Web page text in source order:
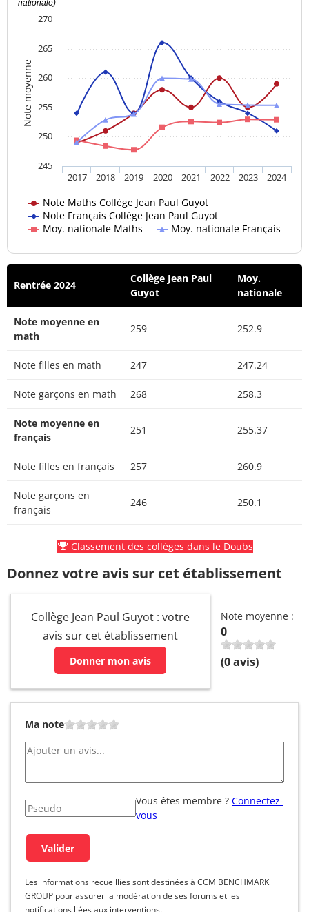
Note moyenne
nationale)
Note Maths Collège Jean Paul Guyot
Note Français Collège Jean Paul Guyot
Moy. nationale Maths
Moy. nationale Français
2017 2018 2019 2020 2021 2022 2023 2024
245
250
255
260
265
270
Rentrée 2024
Collège Jean Paul
Guyot
Moy.
nationale
Note moyenne en
math
259 252.9
Note filles en math 247 247.24
Note garçons en math 268 258.3
Note moyenne en
français
251 255.37
Note filles en français 257 260.9
Note garçons en
français
246 250.1
Classement des collèges dans le Doubs
Donnez votre avis sur cet établissement
Collège Jean Paul Guyot : votre
avis sur cet établissement
Donner mon avis
Note moyenne :
0
(0avis)
Ma note
Vous êtes membre ? Connectez-
vous
Les informations recueillies sont destinées à CCM BENCHMARK
GROUP pour assurer la modération de ses forums et les